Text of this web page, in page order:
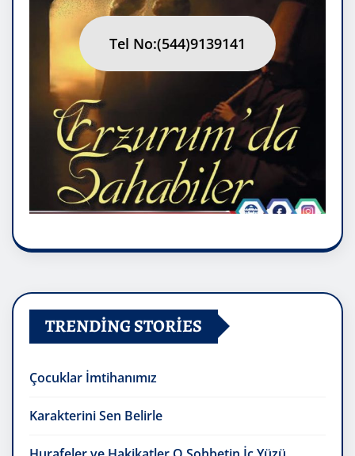
Tel No:(544)9139141
TRENDING STORIES
Çocuklar İmtihanımız
Karakterini Sen Belirle